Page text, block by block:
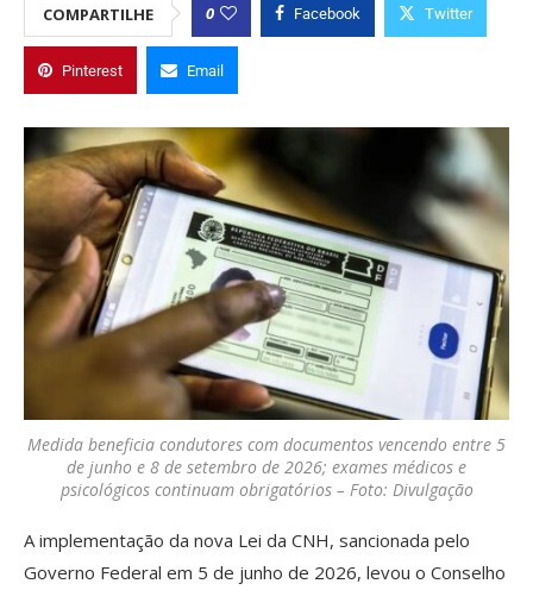
COMPARTILHE 0 Facebook Twitter
Pinterest Email
Medida beneficia condutores com documentos vencendo entre 5
de junho e 8 de setembro de 2026; exames médicos e
psicológicos continuam obrigatórios – Foto: Divulgação
A implementação da nova Lei da CNH, sancionada pelo
Governo Federal em 5 de junho de 2026, levou o Conselho